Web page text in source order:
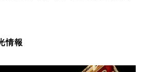
情報